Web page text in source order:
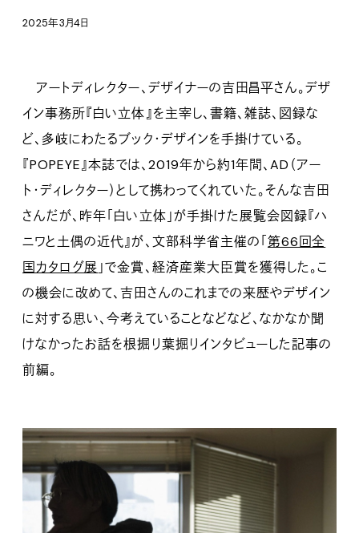
2025年3月4日
アートディレクター、デザイナーの吉田昌平さん。デザ
イン事務所『白い立体』を主宰し、書籍、雑誌、図録な
ど、多岐にわたるブック・デザインを手掛けている。
『POPEYE』本誌では、2019年から約1年間、AD（アー
ト・ディレクター）として携わってくれていた。そんな吉田
さんだが、昨年「白い立体」が手掛けた展覧会図録『ハ
ニワと土偶の近代』が、文部科学省主催の「 第66回全
国カタログ展 」で金賞、経済産業大臣賞を獲得した。こ
の機会に改めて、吉田さんのこれまでの来歴やデザイン
に対する思い、今考えていることなどなど、なかなか聞
けなかったお話を根掘り葉掘りインタビューした記事の
前編。